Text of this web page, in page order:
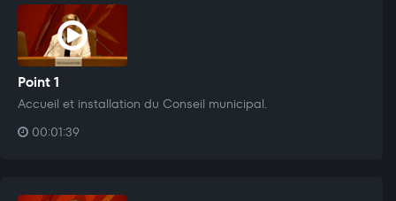
Point 1
Accueil et installation du Conseil municipal.
00:01:39